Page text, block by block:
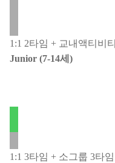
1:1 2타임 + 교내액티비
Junior (7-14세)
1:1 3타임 + 소그룹 3타